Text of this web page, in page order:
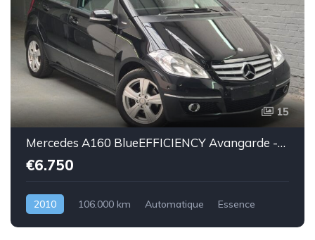
15
Mercedes A160 BlueEFFICIENCY Avangarde -essence euro 5-2010-106.000km-Top état -Garantie
€6.750
2010 106.000 km Automatique Essence